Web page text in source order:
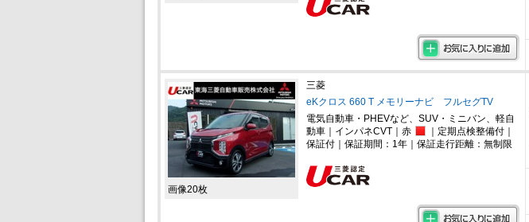
画像20枚
三菱
eKクロス 660 T メモリーナビ フルセグTV
電気自動車・PHEVなど、SUV・ミニバン、軽自
動車｜インパネCVT｜赤
｜定期点検整備付｜
保証付｜保証期間：1年｜保証走行距離：無制限